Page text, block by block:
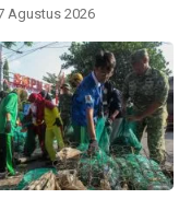
Agustus 2026